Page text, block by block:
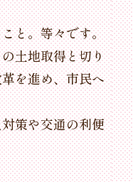
と。等々です。
土地取得と切り
を進め、市民へ
策や交通の利便